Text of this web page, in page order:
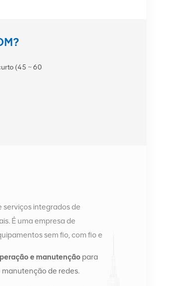
(45 ~ 60
serviços integrados de
É uma empresa de
sem fio, com fio e
Em 2016, montamos uma sede
sede na China, realizamos
e manutençãopara
de redes.